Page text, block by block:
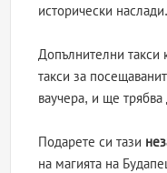
исторически наслади.
Допълнителни такси
такси за
ваучера, и ще
Подарете си тази
на магията на